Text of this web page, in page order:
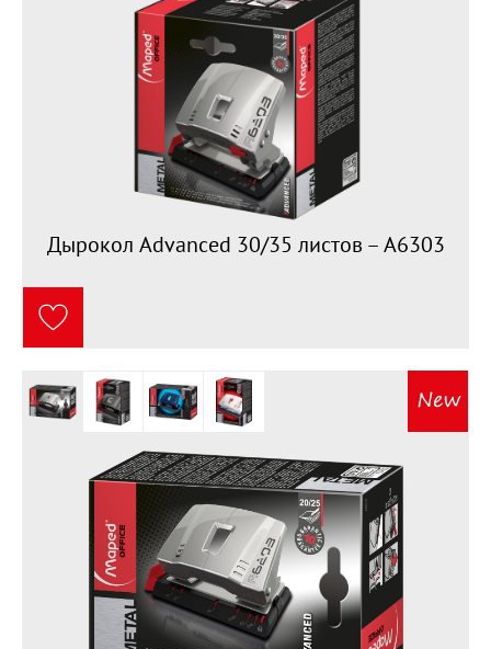
Дырокол Advanced 30/35 листов – A6303